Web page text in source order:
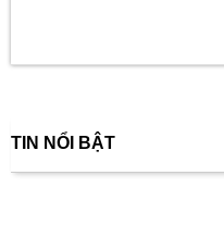
TIN NỔI BẬT